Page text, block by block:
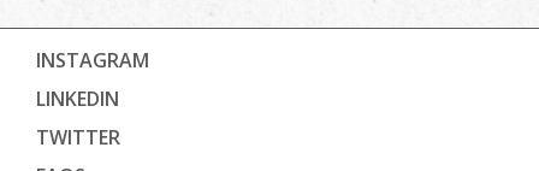
INSTAGRAM
LINKEDIN
TWITTER